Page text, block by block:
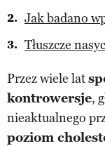
Jak badano
Tłuszcze
Przez wiele lat
kontrowersje,
nieaktualnego
poziom